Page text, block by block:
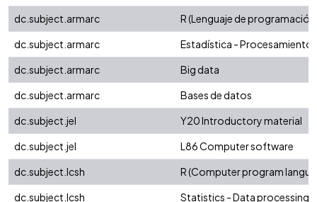
dc.subject.armarc
R (Lenguaje de
dc.subject.armarc
Estadística - Procesamiento
dc.subject.armarc
Big data
dc.subject.armarc
Bases de datos
dc.subject.jel
Y20 Introductory material
dc.subject.jel
L86 Computer software
dc.subject.lcsh
R (Computer program
dc.subject.lcsh
Statistics - Data processing